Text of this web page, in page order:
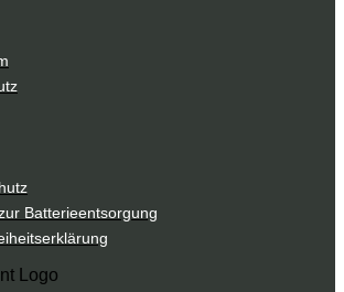
Batterieentsorgung